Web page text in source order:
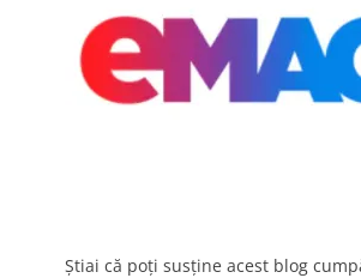
Știai că poți susține acest blog